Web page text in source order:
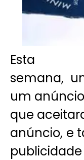
Esta
semana,
um
que
anúncio, e